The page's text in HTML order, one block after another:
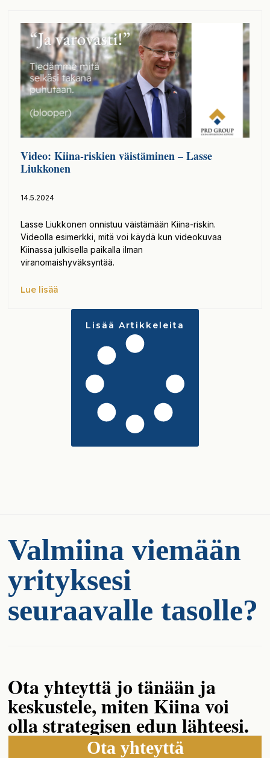
Video: Kiina-riskien väistäminen – Lasse
Liukkonen
14.5.2024
Lasse Liukkonen onnistuu väistämään Kiina-riskin.
Videolla esimerkki, mitä voi käydä kun videokuvaa
Kiinassa julkisella paikalla ilman
viranomaishyväksyntää.
Lue lisää
Lisää Artikkeleita
Valmiina viemään
yrityksesi
seuraavalle tasolle?
Ota yhteyttä jo tänään ja
keskustele, miten Kiina voi
olla strategisen edun lähteesi.
Ota yhteyttä